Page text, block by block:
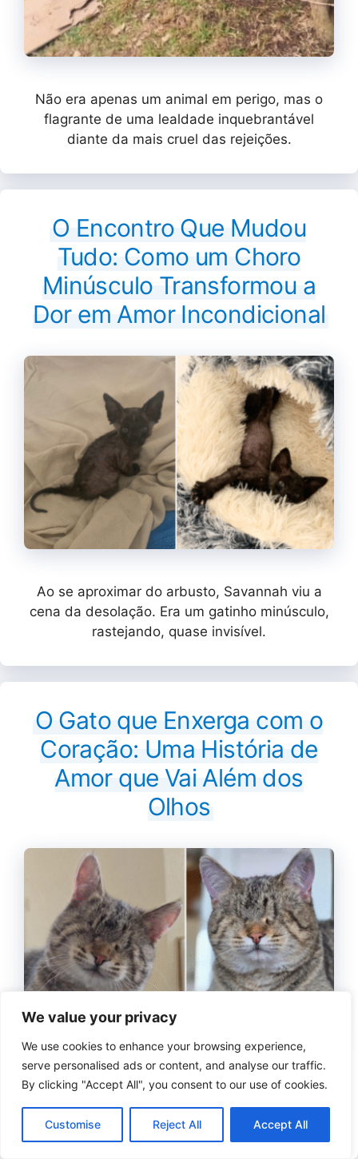
We value your privacy
We use cookies to enhance your browsing experience,
serve personalised ads or content, and analyse our traffic.
By clicking "Accept All", you consent to our use of cookies.
Customise Reject All Accept All
Não era apenas um animal em perigo, mas o
flagrante de uma lealdade inquebrantável
diante da mais cruel das rejeições.
O Encontro Que Mudou
Tudo: Como um Choro
Minúsculo Transformou a
Dor em Amor Incondicional
Ao se aproximar do arbusto, Savannah viu a
cena da desolação. Era um gatinho minúsculo,
rastejando, quase invisível.
O Gato que Enxerga com o
Coração: Uma História de
Amor que Vai Além dos
Olhos
Rejeitado, julgado como “estranho” e ignorado
por incontáveis visitantes, ele esperava
silenciosamente por um milagre.